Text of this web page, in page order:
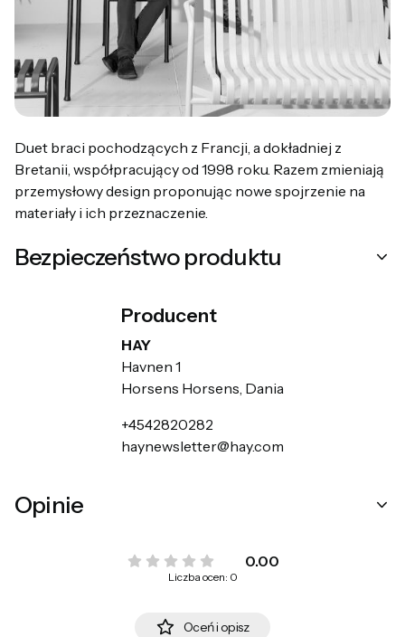
Duet braci pochodzących z Francji, a dokładniej z
Bretanii, współpracujący od 1998 roku. Razem zmieniają
przemysłowy design proponując nowe spojrzenie na
materiały i ich przeznaczenie.
Bezpieczeństwo produktu
Producent
HAY
Havnen 1
Horsens Horsens, Dania
+4542820282
haynewsletter@hay.com
Opinie
0.00
Liczba ocen: 0
Oceń i opisz